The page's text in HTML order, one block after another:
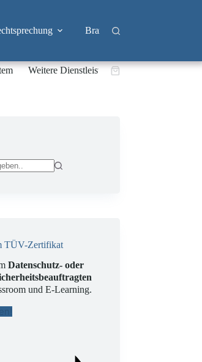
Branchen
Weitere DienstleistungenWarenkorb
TÜV-Zertifikat
Datenschutz- oder
und E-Learning.